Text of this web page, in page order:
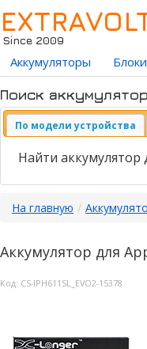
Since 2009
Аккумуляторы
Поиск
По модели устройства
Найти аккумулятор
На главную /
Аккумулятор для
Код: CS-IPH611SL_EVO2-15378